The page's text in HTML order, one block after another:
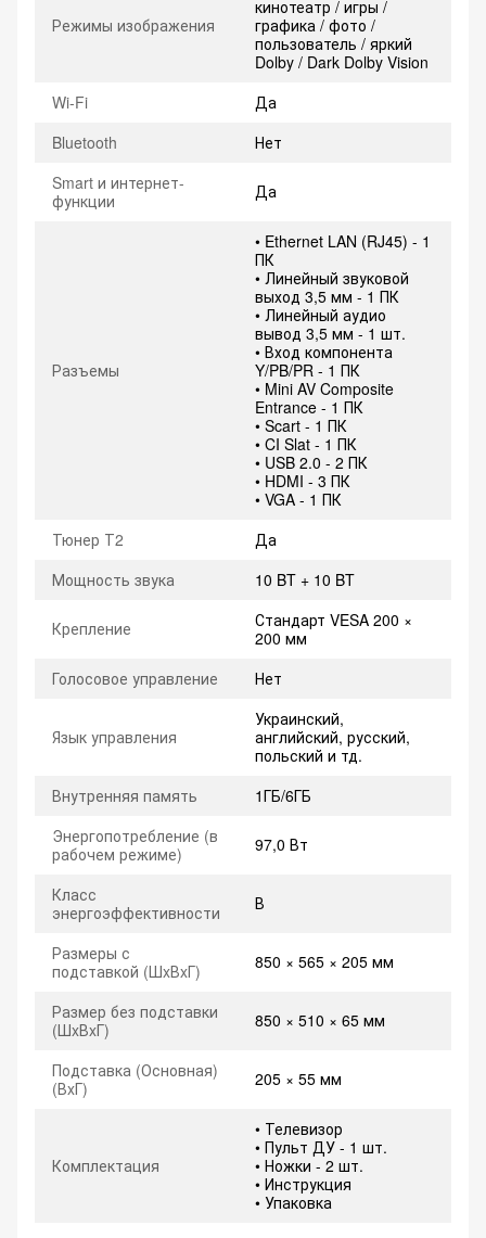
Режимы изображения
кинотеатр / игры /
графика / фото /
пользователь / яркий
Dolby / Dark Dolby Vision
Wi-Fi
Да
Bluetooth
Нет
Smart и интернет-
функции
Да
Разъемы
• Ethernet LAN (RJ45) - 1
ПК
• Линейный звуковой
выход 3,5 мм - 1 ПК
• Линейный аудио
вывод 3,5 мм - 1 шт.
• Вход компонента
Y/PB/PR - 1 ПК
• Mini AV Composite
Entrance - 1 ПК
• Scart - 1 ПК
• CI Slat - 1 ПК
• USB 2.0 - 2 ПК
• HDMI - 3 ПК
• VGA - 1 ПК
Тюнер Т2
Да
Мощность звука
10 BT + 10 BT
Крепление
Стандарт VESA 200 ×
200 мм
Голосовое управление
Нет
Язык управления
Украинский,
английский, русский,
польский и тд.
Внутренняя память
1ГБ/6ГБ
Энергопотребление (в
рабочем режиме)
97,0 Вт
Класс
энергоэффективности
В
Размеры с
подставкой (ШxВxГ)
850 × 565 × 205 мм
Размер без подставки
(ШxВxГ)
850 × 510 × 65 мм
Подставка (Основная)
(ВxГ)
205 × 55 мм
Комплектация
• Телевизор
• Пульт ДУ - 1 шт.
• Ножки - 2 шт.
• Инструкция
• Упаковка